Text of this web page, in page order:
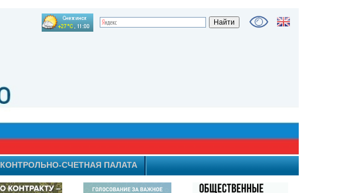
КОНТРОЛЬНО-СЧЕТНАЯ ПАЛАТА